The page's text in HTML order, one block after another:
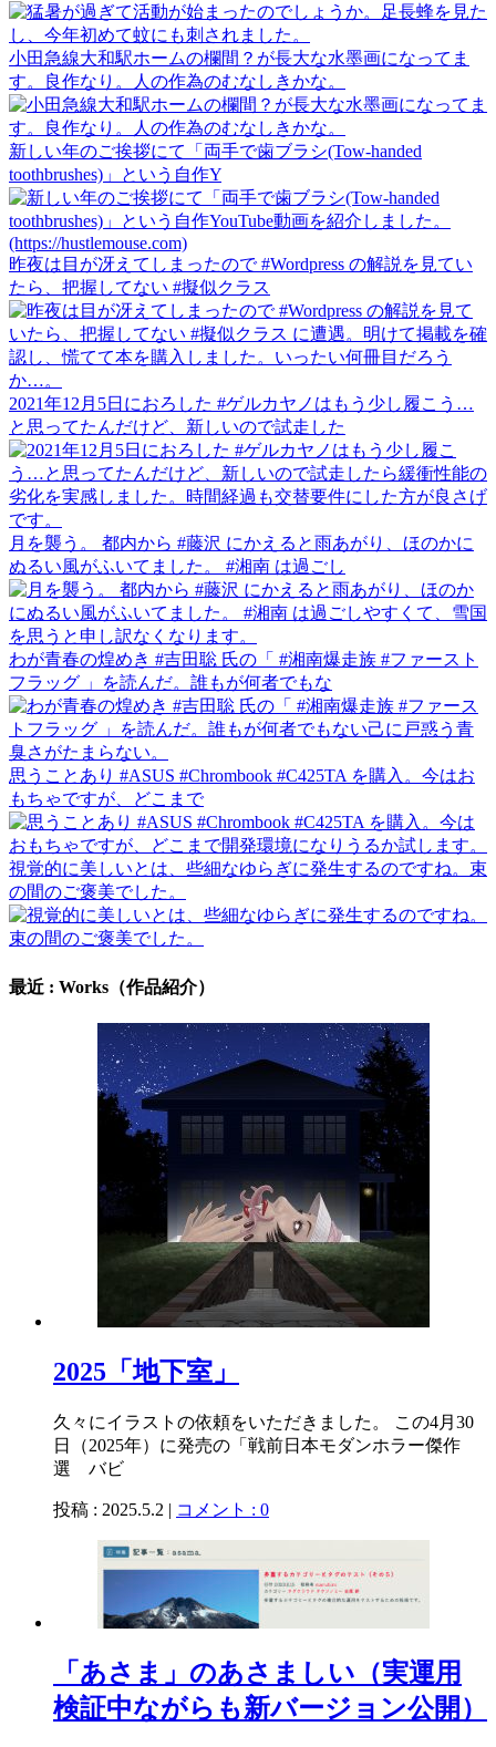
小田急線大和駅ホームの欄間？が長大な水墨画になってま
す。良作なり。人の作為のむなしきかな。
新しい年のご挨拶にて「両手で歯ブラシ(Tow-handed
toothbrushes)」という自作Y
昨夜は目が冴えてしまったので #Wordpress の解説を見てい
たら、把握してない #擬似クラス
2021年12月5日におろした #ゲルカヤノはもう少し履こう…
と思ってたんだけど、新しいので試走した
月を襲う。 都内から #藤沢 にかえると雨あがり、ほのかに
ぬるい風がふいてました。 #湘南 は過ごし
わが青春の煌めき #吉田聡 氏の「 #湘南爆走族 #ファースト
フラッグ 」を読んだ。誰もが何者でもな
思うことあり #ASUS #Chrombook #C425TA を購入。今はお
もちゃですが、どこまで
視覚的に美しいとは、些細なゆらぎに発生するのですね。束
の間のご褒美でした。
最近 : Works（作品紹介）
2025「地下室」
久々にイラストの依頼をいただきました。 この4月30
日（2025年）に発売の「戦前日本モダンホラー傑作
選 バビ
投稿 : 2025.5.2 | コメント : 0
「あさま」のあさましい（実運用
検証中ながらも新バージョン公開）